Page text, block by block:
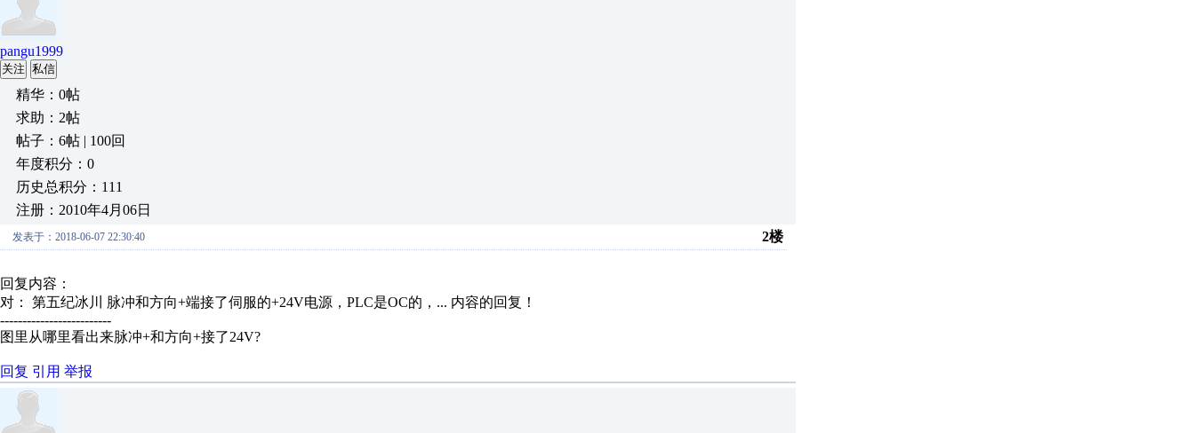
pangu1999
关注 私信
精华：0帖
求助：2帖
帖子：6帖 | 100回
年度积分：0
历史总积分：111
注册：2010年4月06日
发表于：2018-06-07 22:30:40 2楼
回复内容：
对： 第五纪冰川 脉冲和方向+端接了伺服的+24V电源，PLC是OC的，... 内容的回复！
-------------------------
图里从哪里看出来脉冲+和方向+接了24V?
回复 引用 举报